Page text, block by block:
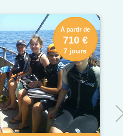
À partir de
710 €
7 jours